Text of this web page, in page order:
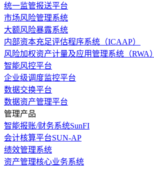
统一监管报送平台
市场风险管理系统
大额风险暴露系统
内部资本充足评估程序系统（ICAAP）
风险加权资产计量及应用管理系统（RWA）
智能风控平台
企业级调度监控平台
数据交换平台
数据资产管理平台
管理产品
智能报账/财务系统SunFI
会计核算平台SUN-AP
绩效管理系统
资产管理核心业务系统